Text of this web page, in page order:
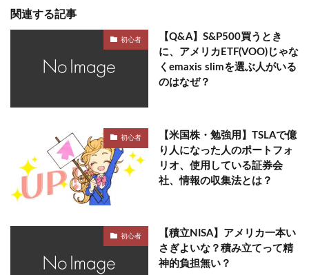
関連する記事
初心者
【Q&A】S&P500買うとき
に、アメリカETF(VOO)じゃな
くemaxis slimを選ぶ人がいる
のはなぜ？
初心者
【米国株・勉強用】TSLAで億
り人になった人のポートフォ
リオ、使用している証券会
社、情報の収集法とは？
初心者
【積立NISA】アメリカ一本い
さぎよいな？積み立てって精
神的負担無い？